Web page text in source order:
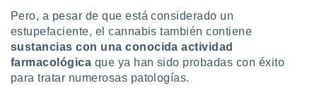
ni para
o
aunque
Pero, a pesar de que está considerado un
estupefaciente, el cannabis también contiene
sustancias con una conocida actividad
farmacológica que ya han sido probadas con éxito
para tratar numerosas patologías.